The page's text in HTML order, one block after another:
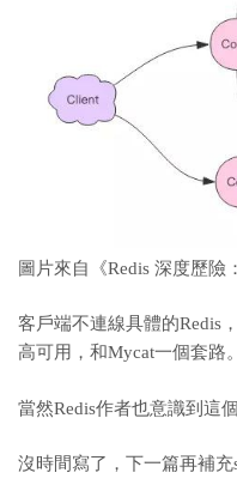
圖片來自《Redis 深度歷險：
客戶端不連線具體的Redis
高可用，和Mycat一個套路。
當然Redis作者也意識到這
沒時間寫了，下一篇再補充